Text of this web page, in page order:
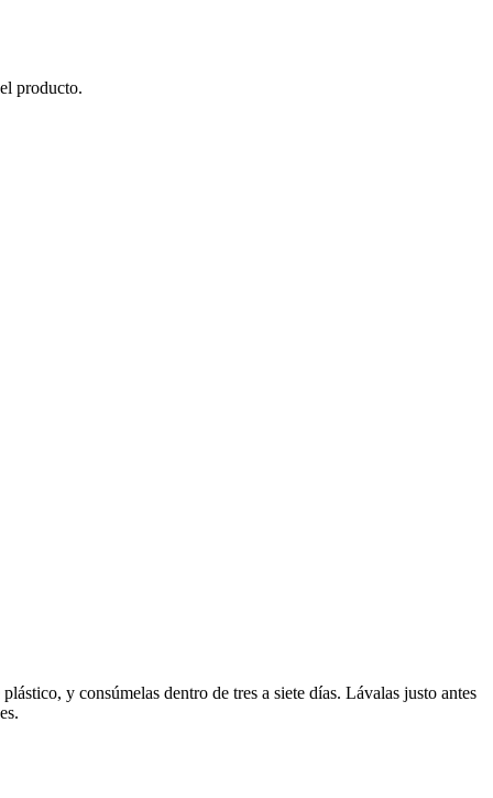
producto.
y consúmelas dentro de tres a siete días. Lávalas justo antes